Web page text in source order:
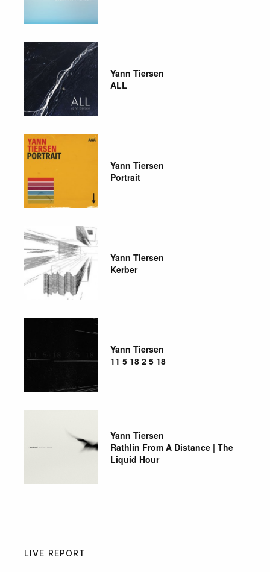
Yann Tiersen
ALL
Yann Tiersen
Portrait
Yann Tiersen
Kerber
Yann Tiersen
11 5 18 2 5 18
Yann Tiersen
Rathlin From A Distance | The
Liquid Hour
LIVE REPORT